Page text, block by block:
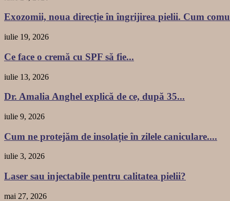
Exozomii, noua direcție în îngrijirea pielii. Cum
iulie 19, 2026
Ce face o cremă cu SPF să fie...
iulie 13, 2026
Dr. Amalia Anghel explică de ce, după 35...
iulie 9, 2026
Cum ne protejăm de insolație în zilele caniculare....
iulie 3, 2026
Laser sau injectabile pentru calitatea pielii?
mai 27, 2026